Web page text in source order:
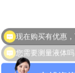
您需要测量液体